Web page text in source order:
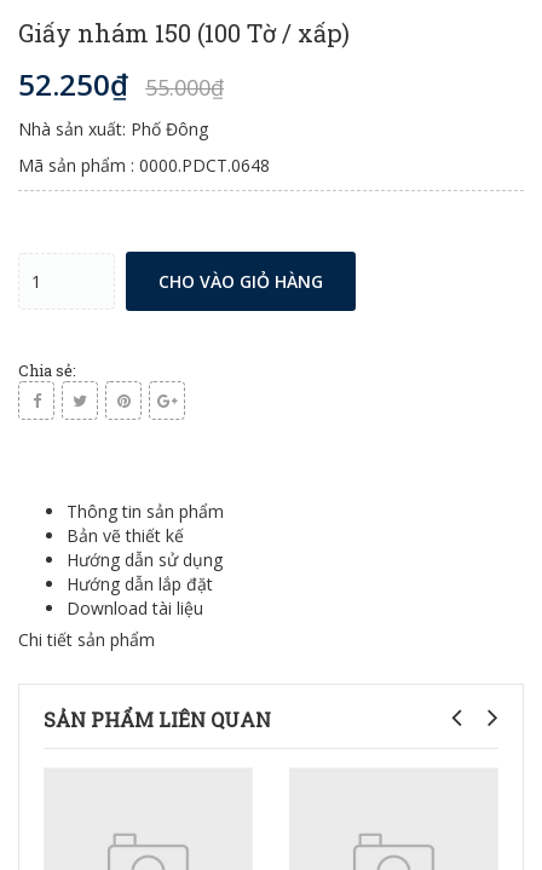
Giấy nhám 150 (100 Tờ / xấp)
52.250₫ 55.000₫
Nhà sản xuất: Phố Đông
Mã sản phẩm : 0000.PDCT.0648
CHO VÀO GIỎ HÀNG
Chia sẻ:
Thông tin sản phẩm
Bản vẽ thiết kế
Hướng dẫn sử dụng
Hướng dẫn lắp đặt
Download tài liệu
Chi tiết sản phẩm
SẢN PHẨM LIÊN QUAN